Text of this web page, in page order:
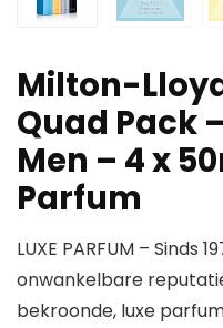
Milton-
Quad Pack
Men – 4 x
Parfum
LUXE PARFUM – Sinds
onwankelbare
bekroonde, luxe